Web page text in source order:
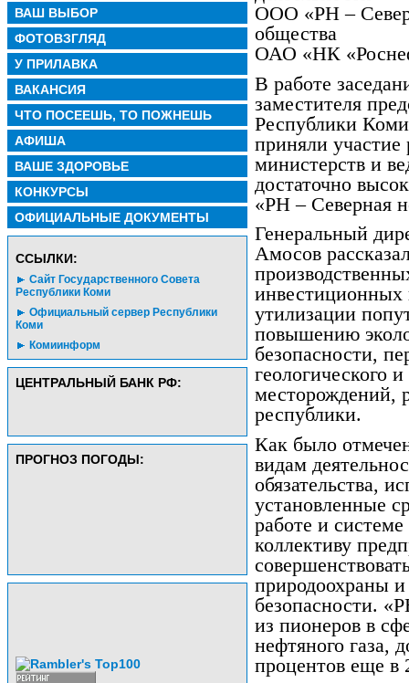
ВАШ ВЫБОР
ФОТОВЗГЛЯД
У ПРИЛАВКА
ВАКАНСИЯ
ЧТО ПОСЕЕШЬ, ТО ПОЖНЕШЬ
АФИША
ВАШЕ ЗДОРОВЬЕ
КОНКУРСЫ
ОФИЦИАЛЬНЫЕ ДОКУМЕНТЫ
CСЫЛКИ:
Сайт Государственного Совета
Республики Коми
Официальный сервер Республики
Коми
Комиинформ
ЦЕНТРАЛЬНЫЙ БАНК РФ:
ПРОГНОЗ ПОГОДЫ:
ООО «РН –
общества
ОАО «НК
В работе
заместителя
Республики
приняли
министерств и
достаточно
«РН – Северная
Генеральный
Амосов
инвестиционных
утилизации
повышению
безопасности,
геологического
месторождений,
республики.
Как было
видам
обязательства,
установленные
работе и
коллективу
природоохраны
безопасности.
из пионеров в
нефтяного газа,
процентов еще в